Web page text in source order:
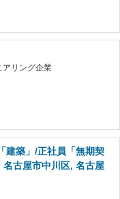
アリング企業
建築」/正社員「無期契
古屋市中川区, 名古屋